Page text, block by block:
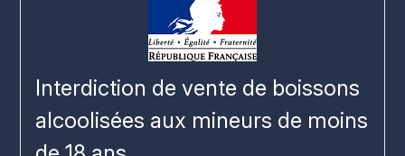
Interdiction de vente de boissons
alcoolisées aux mineurs de moins